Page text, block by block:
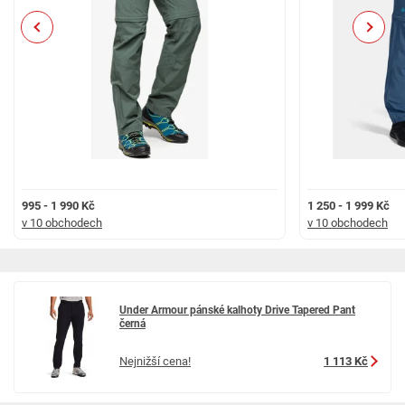
995 - 1 990 Kč
v 10 obchodech
1 250 - 1 999 Kč
v 10 obchodech
Previous Next
Under Armour pánské kalhoty Drive Tapered Pant
černá
Nejnižší cena! 1 113 Kč